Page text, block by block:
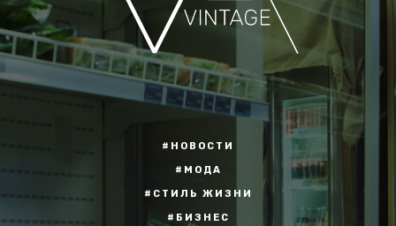
#НОВОСТИ
#МОДА
#СТИЛЬ ЖИЗНИ
#БИЗНЕС